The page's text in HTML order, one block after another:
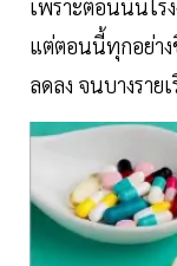
เพราะตอนนั้นโร
แต่ตอนนี้ทุกอย่าง
ลดลง จนบางราย